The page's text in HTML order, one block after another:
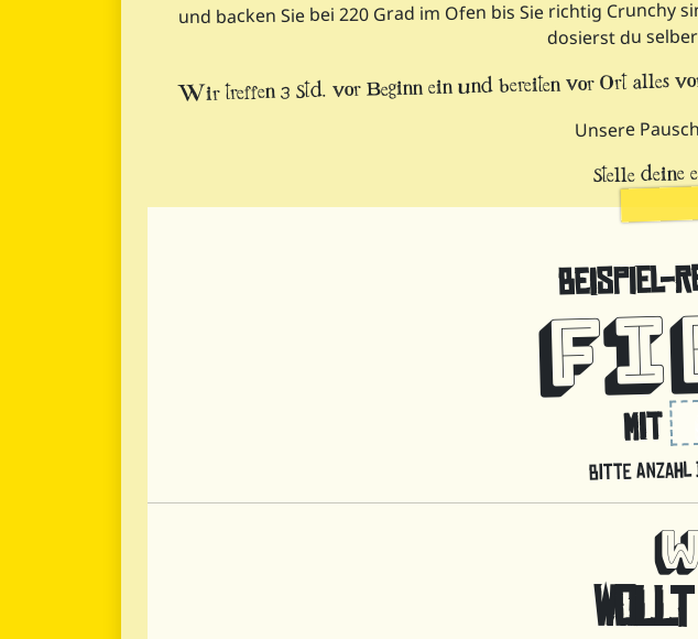
und backen Sie bei 220 Grad im Ofen bis Sie richtig Crunchy
dosierst du
Wir treffen 3 Std. vor Beginn ein und bereiten vor Ort alles
Unsere
Stelle deine
Beispiel-
mit
Bitte Anzahl